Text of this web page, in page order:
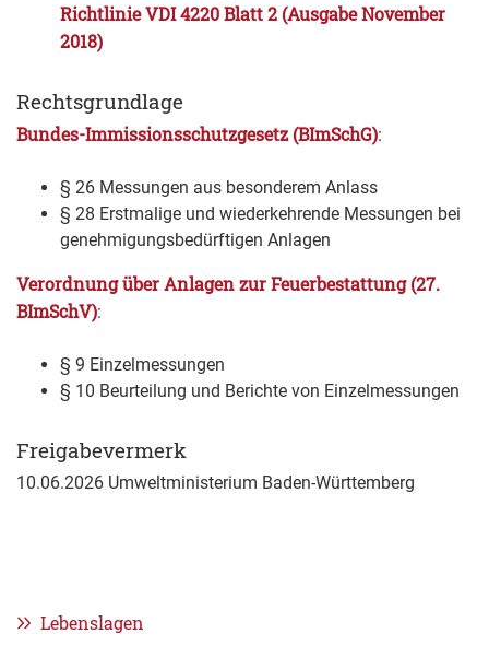
Richtlinie VDI 4220 Blatt 2 (Ausgabe November
2018)
Rechtsgrundlage
Bundes-Immissionsschutzgesetz (BImSchG):
§ 26 Messungen aus besonderem Anlass
§ 28 Erstmalige und wiederkehrende Messungen bei
genehmigungsbedürftigen Anlagen
Verordnung über Anlagen zur Feuerbestattung (27.
BImSchV):
§ 9 Einzelmessungen
§ 10 Beurteilung und Berichte von Einzelmessungen
Freigabevermerk
10.06.2026 Umweltministerium Baden-Württemberg
Lebenslagen